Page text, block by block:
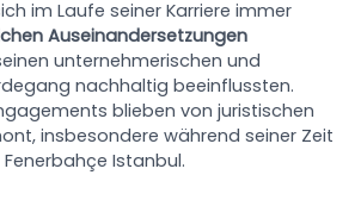
im Laufe seiner Karriere immer
Auseinandersetzungen
unternehmerischen und
nachhaltig beeinflussten.
blieben von juristischen
insbesondere während seiner Zeit
Istanbul.